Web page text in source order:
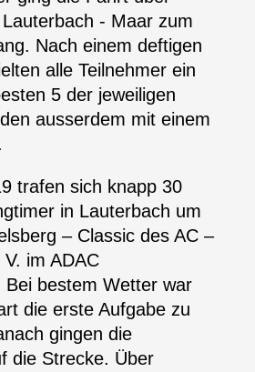
- Maar zum
Nach einem deftigen
alle Teilnehmer ein
5 der jeweiligen
ausserdem mit einem
trafen sich knapp 30
in Lauterbach um
– Classic des AC –
im ADAC
Bei bestem Wetter war
die erste Aufgabe zu
gingen die
die Strecke. Über